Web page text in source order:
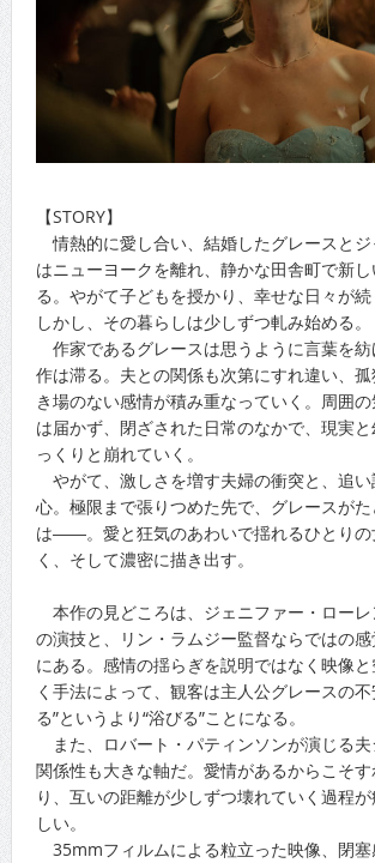
【STORY】
情熱的に愛し合い、結婚したグレースとジ
はニューヨークを離れ、静かな田舎町で新
る。やがて子どもを授かり、幸せな日々が続
しかし、その暮らしは少しずつ軋み始める。
作家であるグレースは思うように言葉を
作は滞る。夫との関係も次第にすれ違い、
き場のない感情が積み重なっていく。周囲
は届かず、閉ざされた日常のなかで、現実
っくりと崩れていく。
やがて、激しさを増す夫婦の衝突と、追い
心。極限まで張りつめた先で、グレースが
は――。愛と狂気のあわいで揺れるひとりの
く、そして濃密に描き出す。
本作の見どころは、ジェニファー・ローレ
の演技と、リン・ラムジー監督ならではの
にある。感情の揺らぎを説明ではなく映像
く手法によって、観客は主人公グレースの
る”というより“浴びる”ことになる。
また、ロバート・パティンソンが演じる
関係性も大きな軸だ。愛情があるからこそ
り、互いの距離が少しずつ壊れていく過程
しい。
35mmフィルムによる粒立った映像、閉塞